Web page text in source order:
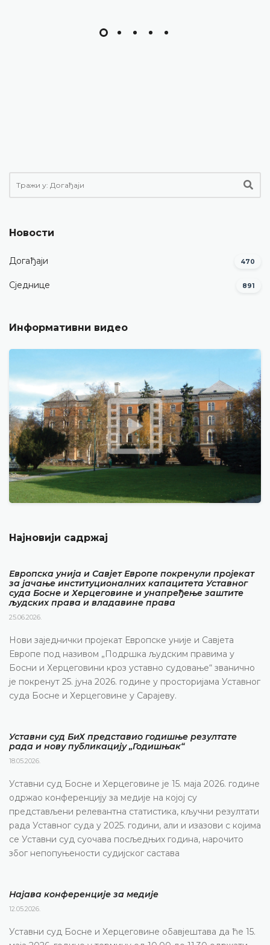
Новости
Догађаји 470
Сједнице 891
Информативни видео
Најновији садржај
Европска унија и Савјет Европе покренули пројекат
за јачање институционалних капацитета Уставног
суда Босне и Херцеговине и унапређење заштите
људских права и владавине права
25.06.2026.
Нови заједнички пројекат Европске уније и Савјета
Европе под називом „Подршка људским правима у
Босни и Херцеговини кроз уставно судовање“ званично
је покренут 25. јуна 2026. године у просторијама Уставног
суда Босне и Херцеговине у Сарајеву.
Уставни суд БиХ представио годишње резултате
рада и нову публикацију „Годишњак“
18.05.2026.
Уставни суд Босне и Херцеговине је 15. маја 2026. године
одржао конференцију за медије на којој су
представљени релевантна статистика, кључни резултати
рада Уставног суда у 2025. години, али и изазови с којима
се Уставни суд суочава посљедњих година, нарочито
због непопуњености судијског састава
Најава конференције за медије
12.05.2026.
Уставни суд Босне и Херцеговине обавјештава да ће 15.